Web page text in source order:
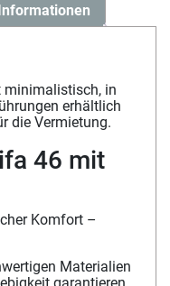
minimalistisch, in
erhältlich
die Vermietung.
46 mit
Komfort –
Materialien